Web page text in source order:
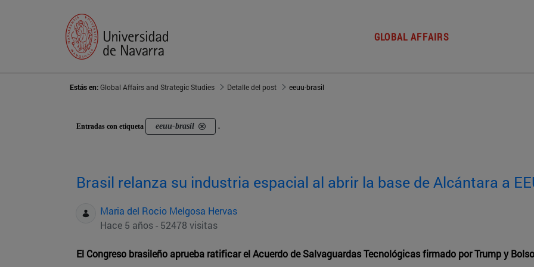
GLOBAL AFFAIRS
Estás en:Global Affairs and Strategic Studies Detalle del post eeuu-brasil
Entradas con etiqueta eeuu-brasil .
Brasil relanza su industria espacial al abrir la base de Alcántara a
Maria del Rocio Melgosa Hervas
Hace 5 años - 52478 visitas
El Congreso brasileño aprueba ratificar el Acuerdo de Salvaguardas Tecnológicas firmado por Trump y